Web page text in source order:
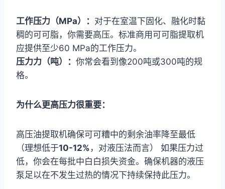
工作压力（MPa）： 对于在室温下固化、融化时黏
稠的可可脂，你需要高压。标准商用可可脂提取机
应提供至少60 MPa的工作压力。
压力力（吨）： 你常会看到像200吨或300吨的规
格。
为什么更高压力很重要：
高压油提取机确保可可糟中的剩余油率降至最低
（理想低于10-12% ，对液压法而言） 如果压力过
低，你会在每批中白白损失资金。确保机器的液压
泵足以在不发生过热的情况下持续保持此压力。